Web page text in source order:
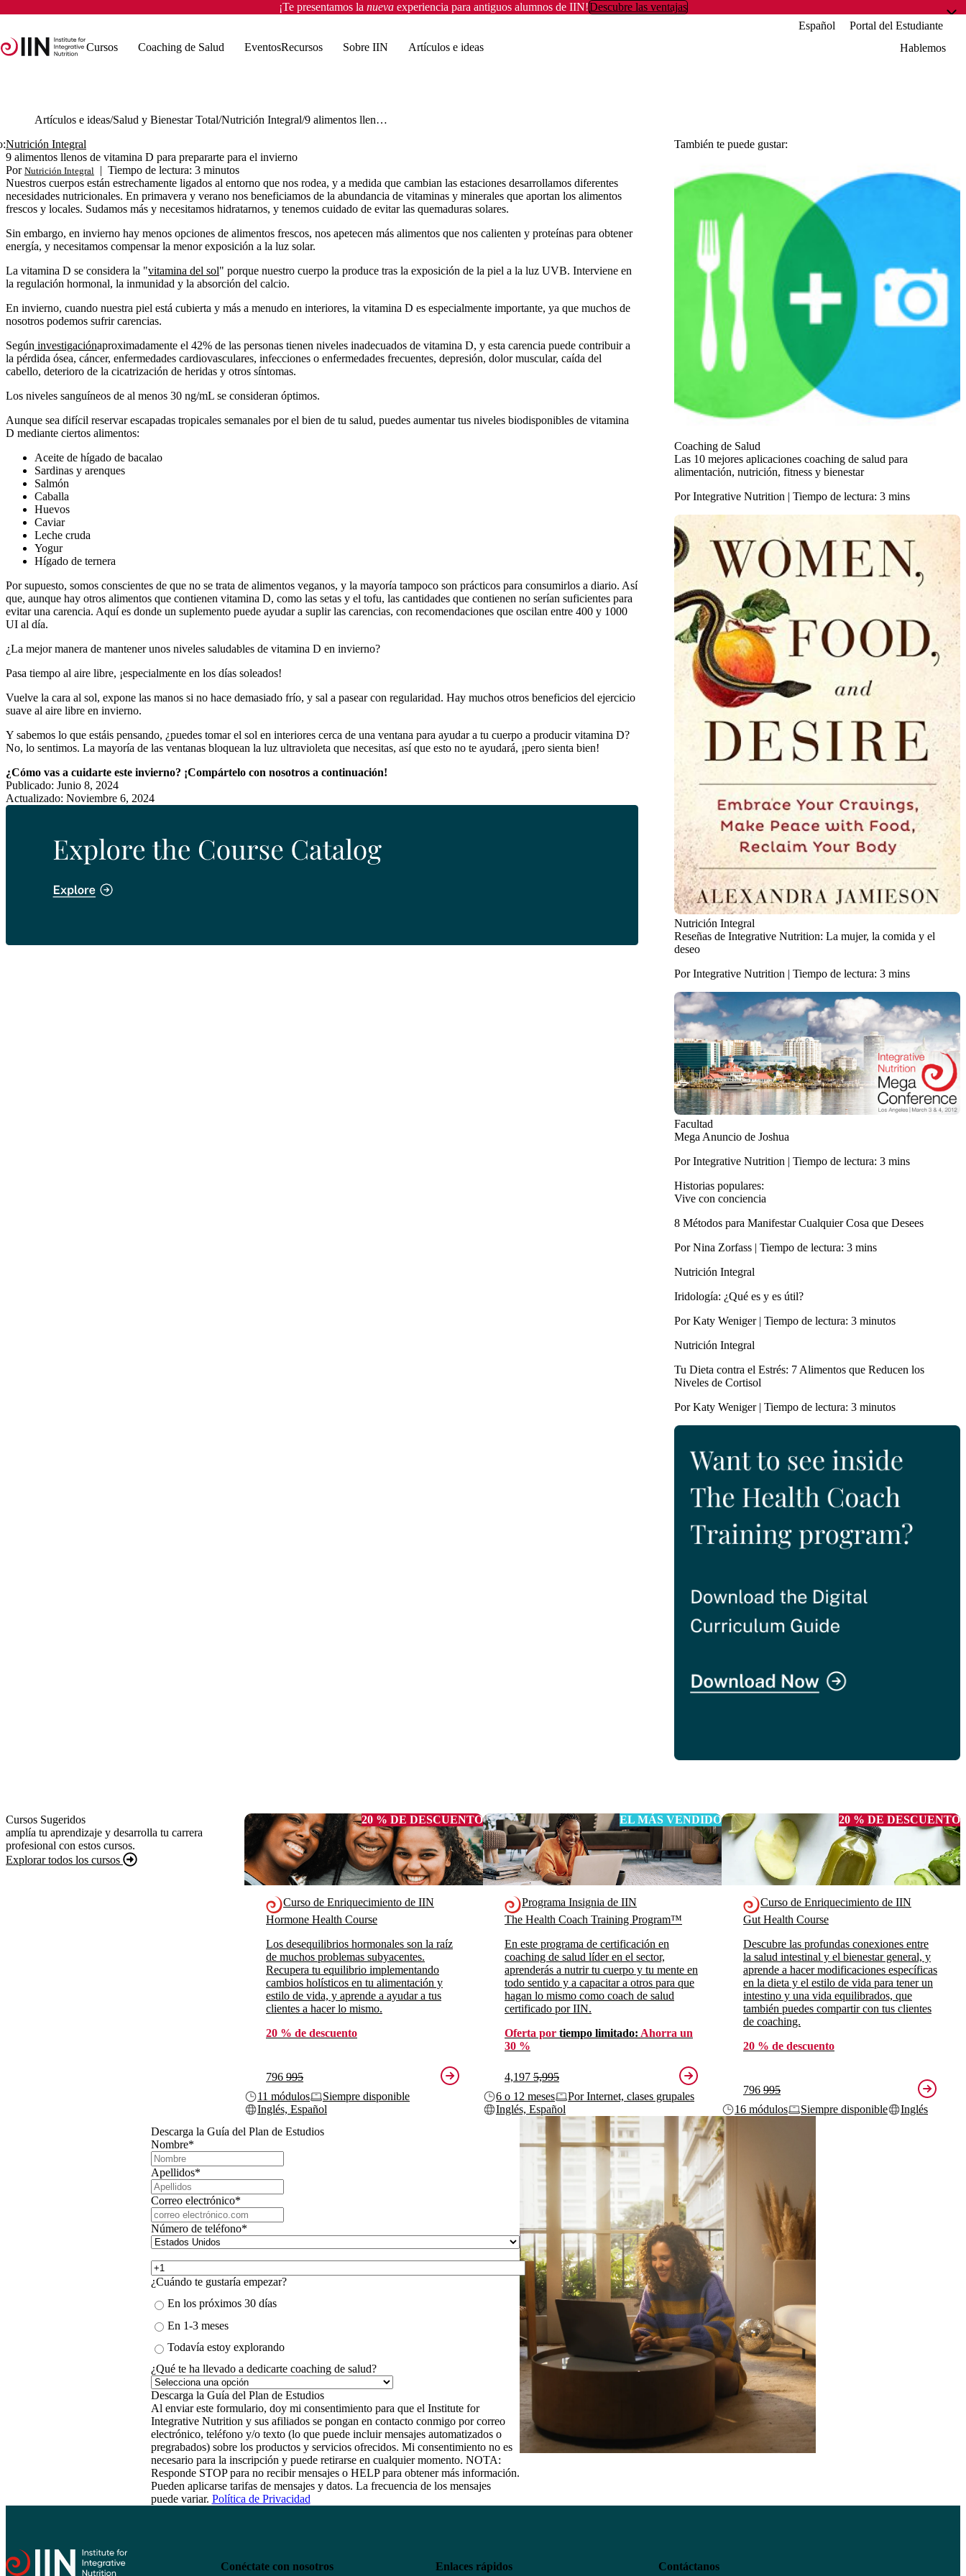
¡Te presentamos la nuevaexperiencia para antiguos alumnos de IIN!Descubre las ventajas
Español
Portal del Estudiante
Cursos
Coaching de Salud EventosRecursos Sobre IIN Artículos e ideas Hablemos
Artículos e ideas Salud y Bienestar Total Nutrición Integral
9 alimentos llenos de vitamina D para prepararte para el invierno
Nutrición Integral
9 alimentos llenos de vitamina D para prepararte para el invierno
Por Nutrición Integral | Tiempo de lectura: 3 minutos
Nuestros cuerpos están estrechamente ligados al entorno que nos rodea, y a medida que cambian las estaciones desarrollamos diferentes
necesidades nutricionales. En primavera y verano nos beneficiamos de la abundancia de vitaminas y minerales que aportan los alimentos
frescos y locales. Sudamos más y necesitamos hidratarnos, y tenemos cuidado de evitar las quemaduras solares.
Sin embargo, en invierno hay menos opciones de alimentos frescos, nos apetecen más alimentos que nos calienten y proteínas para obtener
energía, y necesitamos compensar la menor exposición a la luz solar.
La vitamina D se considera la "vitamina del sol" porque nuestro cuerpo la produce tras la exposición de la piel a la luz UVB. Interviene en
la regulación hormonal, la inmunidad y la absorción del calcio.
En invierno, cuando nuestra piel está cubierta y más a menudo en interiores, la vitamina D es especialmente importante, ya que muchos de
nosotros podemos sufrir carencias.
Según investigaciónaproximadamente el 42% de las personas tienen niveles inadecuados de vitamina D, y esta carencia puede contribuir a
la pérdida ósea, cáncer, enfermedades cardiovasculares, infecciones o enfermedades frecuentes, depresión, dolor muscular, caída del
cabello, deterioro de la cicatrización de heridas y otros síntomas.
Los niveles sanguíneos de al menos 30 ng/mL se consideran óptimos.
Aunque sea difícil reservar escapadas tropicales semanales por el bien de tu salud, puedes aumentar tus niveles biodisponibles de vitamina
D mediante ciertos alimentos:
Aceite de hígado de bacalao
Sardinas y arenques
Salmón
Caballa
Huevos
Caviar
Leche cruda
Yogur
Hígado de ternera
Por supuesto, somos conscientes de que no se trata de alimentos veganos, y la mayoría tampoco son prácticos para consumirlos a diario. Así
que, aunque hay otros alimentos que contienen vitamina D, como las setas y el tofu, las cantidades que contienen no serían suficientes para
evitar una carencia. Aquí es donde un suplemento puede ayudar a suplir las carencias, con recomendaciones que oscilan entre 400 y 1000
UI al día.
¿La mejor manera de mantener unos niveles saludables de vitamina D en invierno?
Pasa tiempo al aire libre, ¡especialmente en los días soleados!
Vuelve la cara al sol, expone las manos si no hace demasiado frío, y sal a pasear con regularidad. Hay muchos otros beneficios del ejercicio
suave al aire libre en invierno.
Y sabemos lo que estáis pensando, ¿puedes tomar el sol en interiores cerca de una ventana para ayudar a tu cuerpo a producir vitamina D?
No, lo sentimos. La mayoría de las ventanas bloquean la luz ultravioleta que necesitas, así que esto no te ayudará, ¡pero sienta bien!
¿Cómo vas a cuidarte este invierno? ¡Compártelo con nosotros a continuación!
Publicado: Junio 8, 2024
Actualizado: Noviembre 6, 2024
También te puede gustar:
Coaching de Salud
Las 10 mejores aplicaciones coaching de salud para
alimentación, nutrición, fitness y bienestar
Por Integrative Nutrition | Tiempo de lectura: 3 mins
Nutrición Integral
Reseñas de Integrative Nutrition: La mujer, la comida y el
deseo
Por Integrative Nutrition | Tiempo de lectura: 3 mins
Facultad
Mega Anuncio de Joshua
Por Integrative Nutrition | Tiempo de lectura: 3 mins
Historias populares:
Vive con conciencia
8 Métodos para Manifestar Cualquier Cosa que Desees
Por Nina Zorfass | Tiempo de lectura: 3 mins
Nutrición Integral
Iridología: ¿Qué es y es útil?
Por Katy Weniger | Tiempo de lectura: 3 minutos
Nutrición Integral
Tu Dieta contra el Estrés: 7 Alimentos que Reducen los
Niveles de Cortisol
Por Katy Weniger | Tiempo de lectura: 3 minutos
Cursos Sugeridos
amplía tu aprendizaje y desarrolla tu carrera
profesional con estos cursos.
Explorar todos los cursos
20 % DE DESCUENTO
Curso de Enriquecimiento de IIN
Hormone Health Course
Los desequilibrios hormonales son la raíz
de muchos problemas subyacentes.
Recupera tu equilibrio implementando
cambios holísticos en tu alimentación y
estilo de vida, y aprende a ayudar a tus
clientes a hacer lo mismo.
20 % de descuento
796 995
11 módulos
Siempre disponible
Inglés, Español
EL MÁS VENDIDO
Programa Insignia de IIN
The Health Coach Training Program™
En este programa de certificación en
coaching de salud líder en el sector,
aprenderás a nutrir tu cuerpo y tu mente en
todo sentido y a capacitar a otros para que
hagan lo mismo como coach de salud
certificado por IIN.
Oferta por tiempo limitado: Ahorra un
30 %
4,197 5,995
6 o 12 meses
Por Internet, clases grupales
Inglés, Español
20 % DE DESCUENTO
Curso de Enriquecimiento de IIN
Gut Health Course
Descubre las profundas conexiones entre
la salud intestinal y el bienestar general, y
aprende a hacer modificaciones específicas
en la dieta y el estilo de vida para tener un
intestino y una vida equilibrados, que
también puedes compartir con tus clientes
de coaching.
20 % de descuento
796 995
16 módulos
Siempre disponible
Inglés
Descarga la Guía del Plan de Estudios
Nombre*
Apellidos*
Correo electrónico*
Número de teléfono*
¿Cuándo te gustaría empezar?
En los próximos 30 días
En 1-3 meses
Todavía estoy explorando
¿Qué te ha llevado a dedicarte coaching de salud?
Al enviar este formulario, doy mi consentimiento para que el Institute for
Integrative Nutrition y sus afiliados se pongan en contacto conmigo por correo
electrónico, teléfono y/o texto (lo que puede incluir mensajes automatizados o
pregrabados) sobre los productos y servicios ofrecidos. Mi consentimiento no es
necesario para la inscripción y puede retirarse en cualquier momento. NOTA:
Responde STOP para no recibir mensajes o HELP para obtener más información.
Pueden aplicarse tarifas de mensajes y datos. La frecuencia de los mensajes
puede variar. Política de Privacidad
Conéctate con nosotros Enlaces rápidos Contáctanos